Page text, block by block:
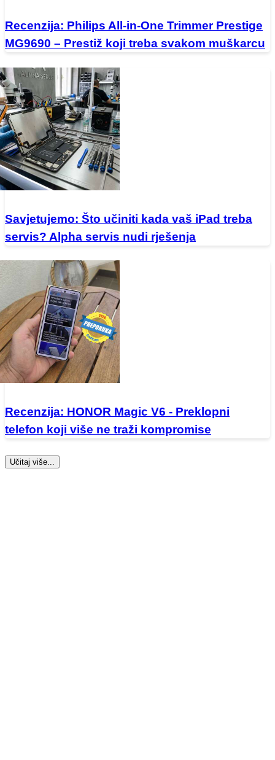
Recenzija: Philips All-in-One Trimmer Prestige
MG9690 – Prestiž koji treba svakom muškarcu
Savjetujemo: Što učiniti kada vaš iPad treba
servis? Alpha servis nudi rješenja
Recenzija: HONOR Magic V6 - Preklopni
telefon koji više ne traži kompromise
Učitaj više...